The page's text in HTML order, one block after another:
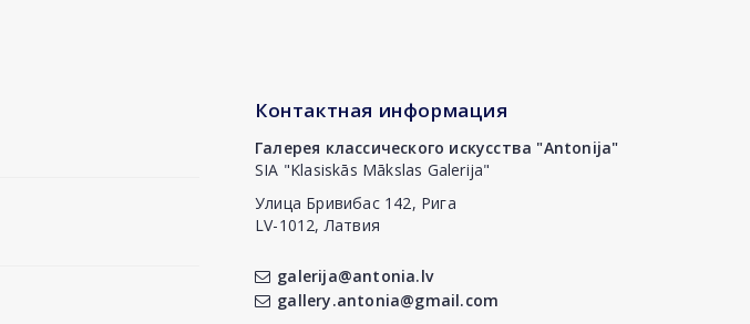
Контактная информация
Галерея классического искусства "Antonija"
SIA "Klasiskās Mākslas Galerija"
Улица Бривибас 142, Рига
LV-1012, Латвия
galerija@antonia.lv
gallery.antonia@gmail.com